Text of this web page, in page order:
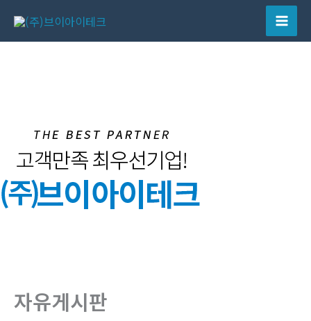
츠
Main
자유게시판